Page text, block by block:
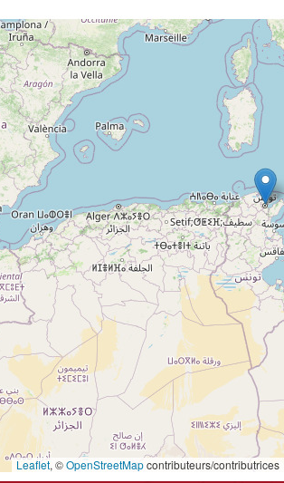
Leaflet, ©OpenStreetMapcontributeurs/contributrices